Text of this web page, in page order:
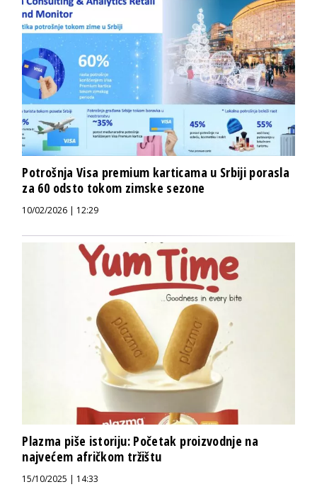
Potrošnja Visa premium karticama u Srbiji porasla
za 60 odsto tokom zimske sezone
10/02/2026 | 12:29
Plazma piše istoriju: Početak proizvodnje na
najvećem afričkom tržištu
15/10/2025 | 14:33